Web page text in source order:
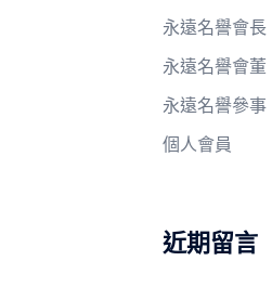
永遠名譽會長
永遠名譽會董
永遠名譽參事
個人會員
近期留言